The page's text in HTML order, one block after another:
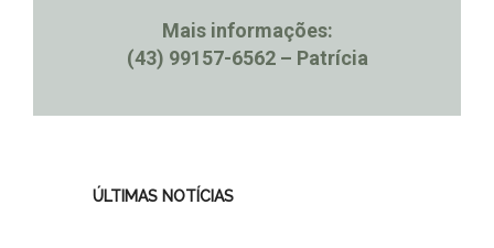
Mais informações:
(43) 99157-6562 – Patrícia
ÚLTIMAS NOTÍCIAS